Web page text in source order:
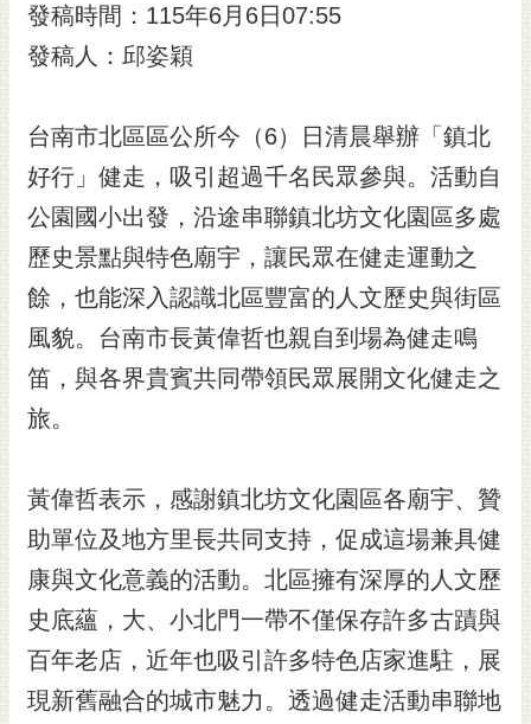
主題服務
市民互動
黃
偉
哲
螢
光
花
泉
祭
網
站
導
覽
訂
閱
發稿時間：115年6月6日07:55
發稿人：邱姿穎
台南市北區區公所今（6）日清晨舉辦「鎮北
好行」健走，吸引超過千名民眾參與。活動自
公園國小出發，沿途串聯鎮北坊文化園區多處
歷史景點與特色廟宇，讓民眾在健走運動之
餘，也能深入認識北區豐富的人文歷史與街區
風貌。台南市長黃偉哲也親自到場為健走鳴
笛，與各界貴賓共同帶領民眾展開文化健走之
旅。
黃偉哲表示，感謝鎮北坊文化園區各廟宇、贊
助單位及地方里長共同支持，促成這場兼具健
康與文化意義的活動。北區擁有深厚的人文歷
史底蘊，大、小北門一帶不僅保存許多古蹟與
百年老店，近年也吸引許多特色店家進駐，展
現新舊融合的城市魅力。透過健走活動串聯地